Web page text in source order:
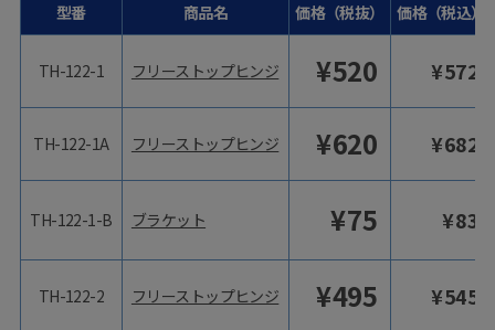
型番
TH-122-1
TH-122-1A
TH-122-1-B
TH-122-2
商品名 価格（税抜） 価格（税込）
フリーストップヒンジ ¥520 ¥572
フリーストップヒンジ ¥620 ¥682
ブラケット ¥75 ¥83
フリーストップヒンジ ¥495 ¥545